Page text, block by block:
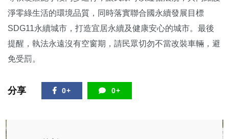
淨零綠生活的環境品質，同時落實聯合國永續發展目標
SDG11永續城市，打造宜居永續及健康安心的城市。最後
提醒，執法永遠沒有空窗期，請民眾切勿不當改裝車輛，避
免受罰。
分享 0+ 0+